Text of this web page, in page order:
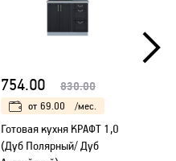
754.00 830.00
от 69.00 /мес.
Готовая кухня КРАФТ 1,0
(Дуб Полярный/ Дуб